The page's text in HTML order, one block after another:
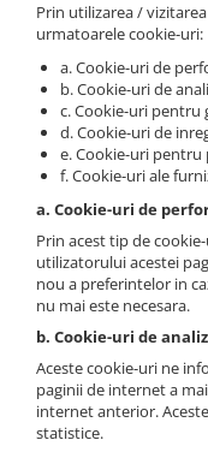
Prin utilizarea /
urmatoarele cookie-uri:
a. Cookie-uri de
b. Cookie-uri de
c. Cookie-uri pentru
d. Cookie-uri de
e. Cookie-uri
f. Cookie-uri ale
a. Cookie-uri de
Prin acest tip de
utilizatorului acestei
nou a preferintelor in
nu mai este necesara.
b. Cookie-uri de
Aceste cookie-uri ne
paginii de internet a
internet anterior.
statistice.